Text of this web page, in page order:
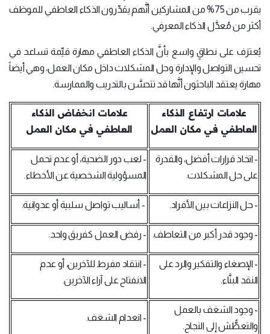
يقرب من 75% من المشاركين أنَّهم يقدِّرون الذكاء العاطفي للموظف
أكثر من مُعدَّل الذكاء المعرفي.
يُعترَف على نطاقٍ واسع بأنَّ الذكاء العاطفي مهارة قيِّمة تساعد في
تحسين التواصل والإدارة وحل المشكلات داخل مكان العمل، وهي أيضاً
مهارة يعتقد الباحثون أنَّها قد تتحسَّن بالتدريب والممارسة.
علامات ارتفاع الذكاء
العاطفي في مكان العمل
علامات انخفاض الذكاء
العاطفي في مكان العمل
- اتخاذ قرارات أفضل، والقدرة
على حل المشكلات.
- لعب دور الضحية، أو عدم تحمل
المسؤولية الشخصية عن الأخطاء.
- حل النزاعات بين الأفراد. - أساليب تواصل سلبية أو عدوانية.
- وجود قدر أكبر من التعاطف. - رفض العمل كفريق واحد.
- الإصغاء والتفكير والرد على
النقد البنَّاء.
- انتقاد مفرط للآخرين، أو عدم
الانفتاح على آراء الآخرين.
- وجود الشغف بالعمل
والتعطُّش إلى النجاح.
- انعدام الشغف.